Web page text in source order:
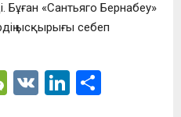
Бұған «Сантьяго Бернабеу»
ысқырығы себеп
W V
Li